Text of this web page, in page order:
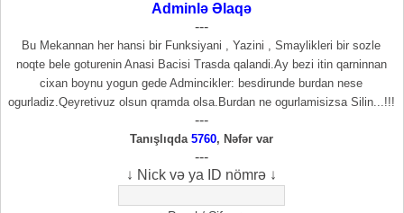
Adminlə Əlaqə
---
Bu Mekannan her hansi bir Funksiyani , Yazini , Smaylikleri bir sozle
noqte bele goturenin Anasi Bacisi Trasda qalandi.Ay bezi itin qarninnan
cixan boynu yogun gede Admincikler: besdirunde burdan nese
ogurladiz.Qeyretivuz olsun qramda olsa.Burdan ne ogurlamisizsa Silin...!!!
---
Tanışlıqda 5760, Nəfər var
---
↓ Nick və ya ID nömrə ↓